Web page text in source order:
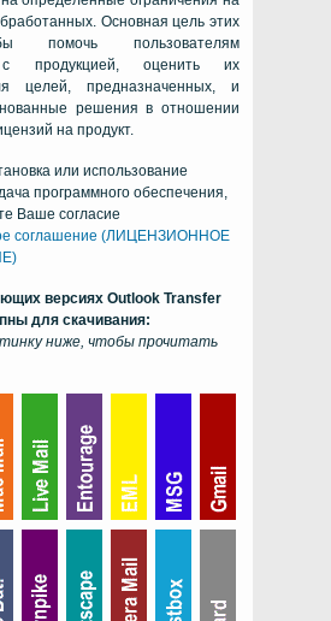
Основная цель этих
помочь пользователям
с продукцией, оценить их
целей, предназначенных, и
решения в отношении
на продукт.
или использование
программного обеспечения,
Ваше согласие
соглашение (ЛИЦЕНЗИОННОЕ
версиях Outlook Transfer
для скачивания:
ниже, чтобы прочитать